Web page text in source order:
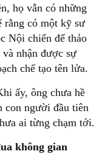
họ vẫn có những
rằng có một kỹ sư
Nội chiến để thảo
nhận được sự
chế tạo tên lửa.
ấy, ông chưa hề
con người đầu tiên
ai từng chạm tới.
không gian